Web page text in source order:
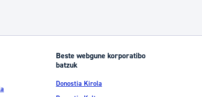
Beste webgune korporatibo
batzuk
Donostia Kirola